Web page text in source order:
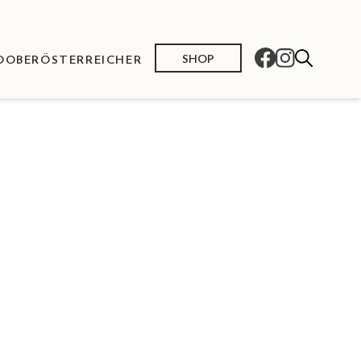
OBERÖSTERREICHER SHOP